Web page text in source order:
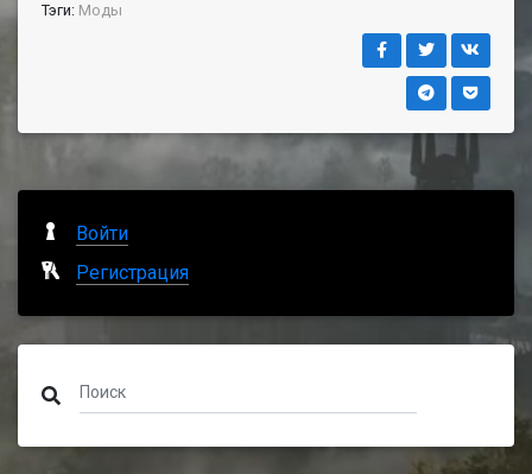
Тэги: Моды
Войти
Регистрация